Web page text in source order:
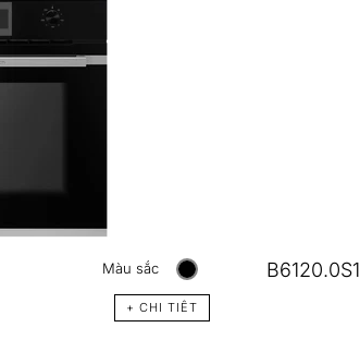
Màu sắc
+ CHI TIÊT
B6120.0S1